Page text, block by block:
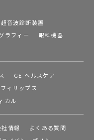
超音波診断装置
ラフィー
眼科機器
GE ヘルスケア
フィリップス
カル
社情報
よくある質問